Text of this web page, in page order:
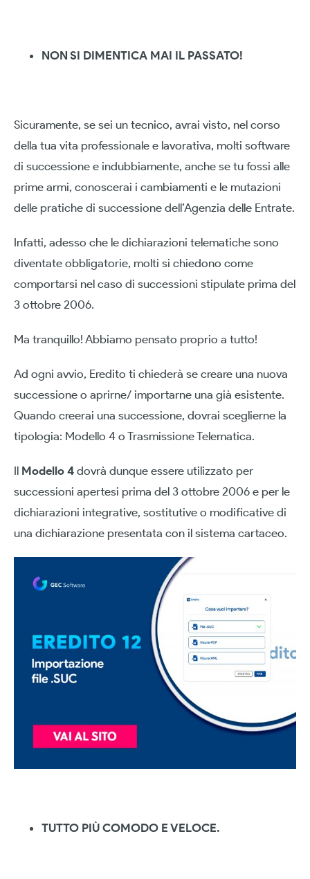
NON SI DIMENTICA MAI IL PASSATO!
Sicuramente, se sei un tecnico, avrai visto, nel corso
della tua vita professionale e lavorativa, molti software
di successione e indubbiamente, anche se tu fossi alle
prime armi, conoscerai i cambiamenti e le mutazioni
delle pratiche di successione dell’Agenzia delle Entrate.
Infatti, adesso che le dichiarazioni telematiche sono
diventate obbligatorie, molti si chiedono come
comportarsi nel caso di successioni stipulate prima del
3 ottobre 2006.
Ma tranquillo! Abbiamo pensato proprio a tutto!
Ad ogni avvio, Eredito ti chiederà se creare una nuova
successione o aprirne/ importarne una già esistente.
Quando creerai una successione, dovrai sceglierne la
tipologia: Modello 4 o Trasmissione Telematica.
Il Modello 4 dovrà dunque essere utilizzato per
successioni apertesi prima del 3 ottobre 2006 e per le
dichiarazioni integrative, sostitutive o modificative di
una dichiarazione presentata con il sistema cartaceo.
TUTTO PIÙ COMODO E VELOCE.